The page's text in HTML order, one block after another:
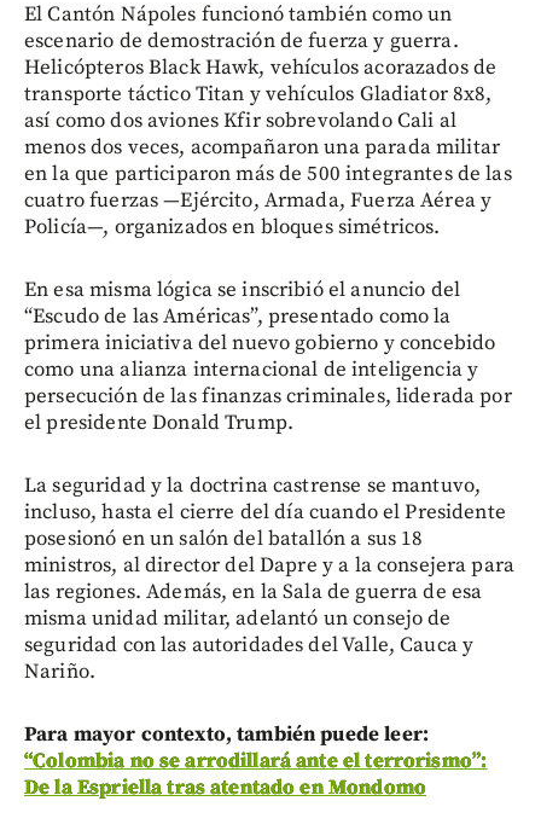
El Cantón Nápoles funcionó también como un
escenario de demostración de fuerza y guerra.
Helicópteros Black Hawk, vehículos acorazados de
transporte táctico Titan y vehículos Gladiator 8x8,
así como dos aviones Kfir sobrevolando Cali al
menos dos veces, acompañaron una parada militar
en la que participaron más de 500 integrantes de las
cuatro fuerzas —Ejército, Armada, Fuerza Aérea y
Policía—, organizados en bloques simétricos.
En esa misma lógica se inscribió el anuncio del
“Escudo de las Américas”, presentado como la
primera iniciativa del nuevo gobierno y concebido
como una alianza internacional de inteligencia y
persecución de las finanzas criminales, liderada por
el presidente Donald Trump.
La seguridad y la doctrina castrense se mantuvo,
incluso, hasta el cierre del día cuando el Presidente
posesionó en un salón del batallón a sus 18
ministros, al director del Dapre y a la consejera para
las regiones. Además, en la Sala de guerra de esa
misma unidad militar, adelantó un consejo de
seguridad con las autoridades del Valle, Cauca y
Nariño.
Para mayor contexto, también puede leer:
“Colombia no se arrodillará ante el terrorismo”:
De la Espriella tras atentado en Mondomo